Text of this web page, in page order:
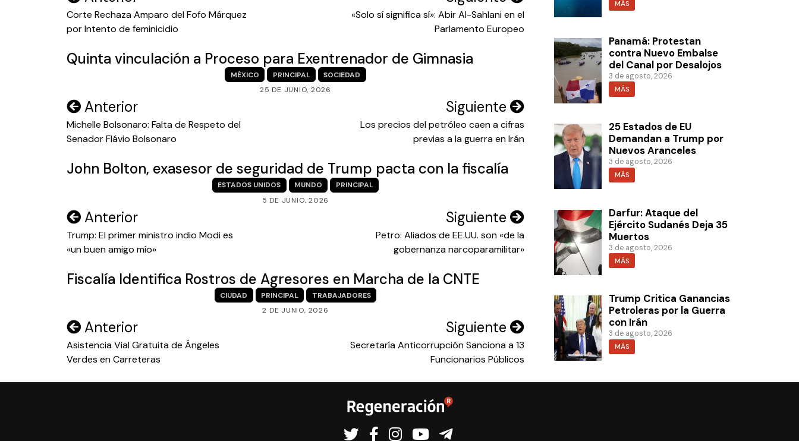
de
entradas
Corte Rechaza Amparo del Fofo Márquez
por Intento de feminicidio
«Solo sí significa sí»: Abir Al-Sahlani en el
Parlamento Europeo
Quinta vinculación a Proceso para Exentrenador de Gimnasia
MÉXICO PRINCIPAL
SOCIEDAD
25 DE JUNIO, 2026
Navegación
de
Anterior
Michelle Bolsonaro: Falta de Respeto del
Senador Flávio Bolsonaro
Siguiente
Los precios del petróleo caen a cifras
previas a la guerra en Irán
John Bolton, exasesor de seguridad de Trump pacta con la fiscalía
ESTADOS UNIDOS MUNDO
PRINCIPAL
5 DE JUNIO, 2026
Navegación
de
entradas
Anterior
Trump: El primer ministro indio Modi es
«un buen amigo mío»
Siguiente
Petro: Aliados de EE.UU. son «de la
gobernanza narcoparamilitar»
Fiscalía Identifica Rostros de Agresores en Marcha de la CNTE
CIUDAD PRINCIPAL
TRABAJADORES
2 DE JUNIO, 2026
Navegación
de
Anterior
Asistencia Vial Gratuita de Ángeles
Verdes en Carreteras
Siguiente
Secretaría Anticorrupción Sanciona a 13
Funcionarios Públicos
MÁS
Panamá: Protestan
contra Nuevo Embalse
del Canal por Desalojos
3 de agosto, 2026
MÁS
25 Estados de EU
Demandan a Trump por
Nuevos Aranceles
3 de agosto, 2026
MÁS
Darfur: Ataque del
Ejército Sudanés Deja 35
Muertos
3 de agosto, 2026
MÁS
Trump Critica Ganancias
Petroleras por la Guerra
con Irán
3 de agosto, 2026
MÁS